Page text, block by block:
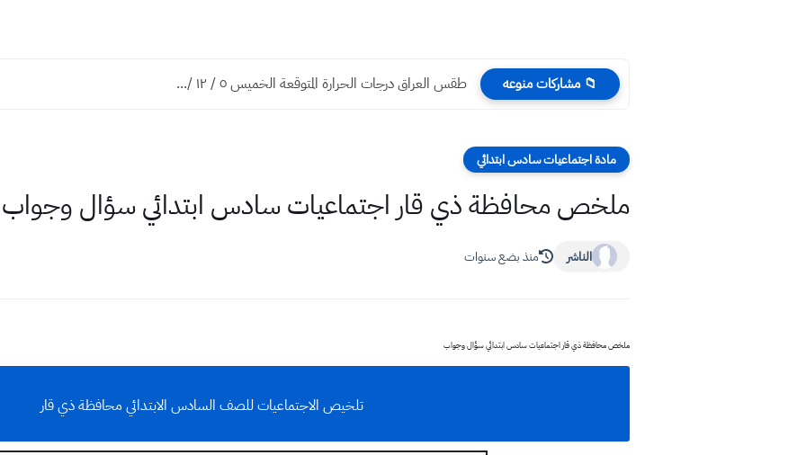
📁 مشاركات منوعه طقس العراق درجات الحرارة المتوقعة الخميس ٥ / ١٢ /...
مادة اجتماعيات سادس ابتدائي
ملخص محافظة ذي قار اجتماعيات سادس ابتدائي سؤال وجواب
الناشر منذ بضع سنوات
ملخص محافظة ذي قار اجتماعيات سادس ابتدائي سؤال وجواب
تلخيص الاجتماعيات للصف السادس الابتدائي محافظة ذي قار